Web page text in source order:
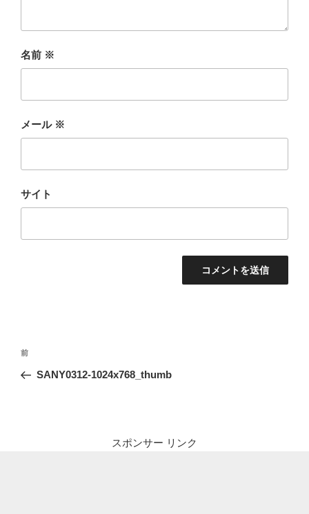
名前 ※
メール ※
サイト
投
ナ
前
の
前
SANY0312-1024x768_thumb
スポンサー リンク